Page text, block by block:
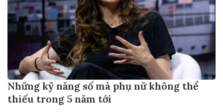
Những kỹ năng số mà phụ nữ không thể
thiếu trong 5 năm tới